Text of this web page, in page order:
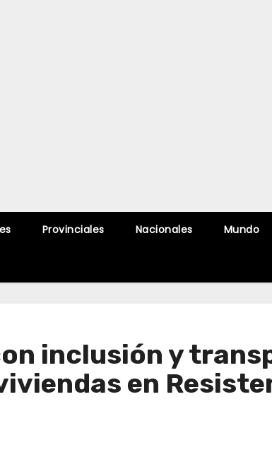
Provinciales Nacionales Mundo
inclusión y
en